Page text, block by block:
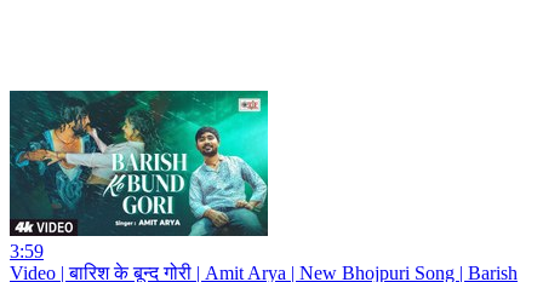
3:59
Video | बारिश के बून्द गोरी | Amit Arya | New Bhojpuri Song | Barish